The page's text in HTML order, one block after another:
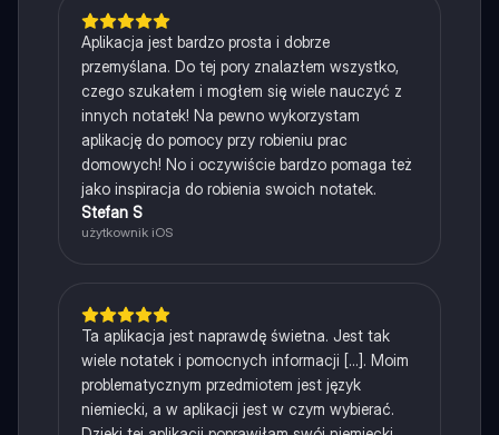
Aplikacja jest bardzo prosta i dobrze
przemyślana. Do tej pory znalazłem wszystko,
czego szukałem i mogłem się wiele nauczyć z
innych notatek! Na pewno wykorzystam
aplikację do pomocy przy robieniu prac
domowych! No i oczywiście bardzo pomaga też
jako inspiracja do robienia swoich notatek.
Stefan S
użytkownik iOS
Ta aplikacja jest naprawdę świetna. Jest tak
wiele notatek i pomocnych informacji [...]. Moim
problematycznym przedmiotem jest język
niemiecki, a w aplikacji jest w czym wybierać.